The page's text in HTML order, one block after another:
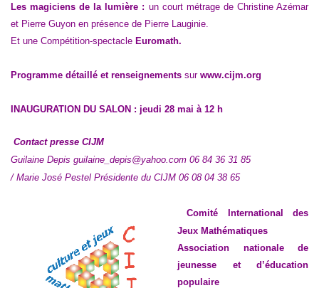
Les magiciens de la lumière : un court métrage de Christine Azémar
et Pierre Guyon en présence de Pierre Lauginie.
Et une Compétition-spectacle Euromath.
Programme détaillé et renseignements sur www.cijm.org
INAUGURATION DU SALON : jeudi 28 mai à 12 h
Contact presse CIJM
Guilaine Depis guilaine_depis@yahoo.com 06 84 36 31 85
/ Marie José Pestel Présidente du CIJM 06 08 04 38 65
Comité International des
Jeux Mathématiques
Association nationale de
jeunesse et d’éducation
populaire